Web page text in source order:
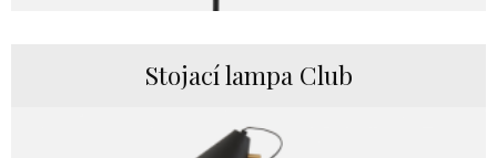
Stojací lampa Club